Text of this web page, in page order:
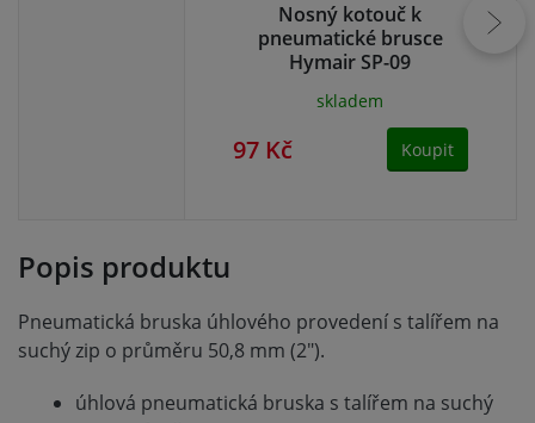
Nosný kotouč k
pneumatické brusce
Hymair SP-09
skladem
97 Kč Koupit
Popis produktu
Pneumatická bruska úhlového provedení s talířem na
suchý zip o průměru 50,8 mm (2").
úhlová pneumatická bruska s talířem na suchý